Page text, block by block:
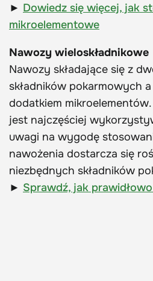
► Dowiedz się więcej, jak
mikroelementowe
Nawozy wieloskładnikowe
Nawozy składające się z
składników pokarmowych
dodatkiem
jest najczęściej
uwagi na wygodę
nawożenia dostarcza się
niezbędnych składników
► Sprawdź, jak